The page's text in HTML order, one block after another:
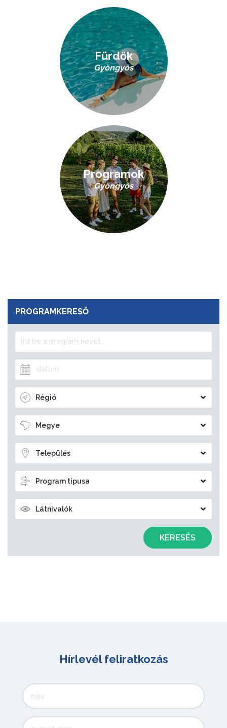
Fürdők
Gyöngyös
Programok
Gyöngyös
PROGRAMKERESŐ
Régió
Megye
Település
Program típusa
Látnivalók
KERESÉS
Hírlevél feliratkozás